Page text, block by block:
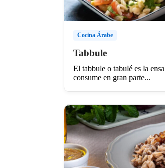
Cocina Árabe
Tabbule
El tabbule o tabulé es la
consume en gran parte...